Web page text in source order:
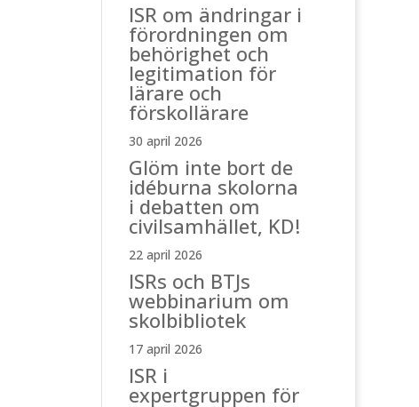
ISR om ändringar i
förordningen om
behörighet och
legitimation för
lärare och
förskollärare
30 april 2026
Glöm inte bort de
idéburna skolorna
i debatten om
civilsamhället, KD!
22 april 2026
ISRs och BTJs
webbinarium om
skolbibliotek
17 april 2026
ISR i
expertgruppen för